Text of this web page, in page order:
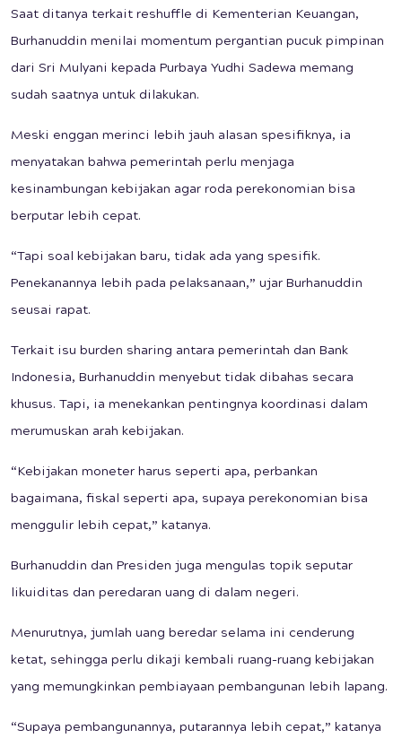
Saat ditanya terkait reshuffle di Kementerian Keuangan,
Burhanuddin menilai momentum pergantian pucuk pimpinan
dari Sri Mulyani kepada Purbaya Yudhi Sadewa memang
sudah saatnya untuk dilakukan.
Meski enggan merinci lebih jauh alasan spesifiknya, ia
menyatakan bahwa pemerintah perlu menjaga
kesinambungan kebijakan agar roda perekonomian bisa
berputar lebih cepat.
“Tapi soal kebijakan baru, tidak ada yang spesifik.
Penekanannya lebih pada pelaksanaan,” ujar Burhanuddin
seusai rapat.
Terkait isu burden sharing antara pemerintah dan Bank
Indonesia, Burhanuddin menyebut tidak dibahas secara
khusus. Tapi, ia menekankan pentingnya koordinasi dalam
merumuskan arah kebijakan.
“Kebijakan moneter harus seperti apa, perbankan
bagaimana, fiskal seperti apa, supaya perekonomian bisa
menggulir lebih cepat,” katanya.
Burhanuddin dan Presiden juga mengulas topik seputar
likuiditas dan peredaran uang di dalam negeri.
Menurutnya, jumlah uang beredar selama ini cenderung
ketat, sehingga perlu dikaji kembali ruang-ruang kebijakan
yang memungkinkan pembiayaan pembangunan lebih lapang.
“Supaya pembangunannya, putarannya lebih cepat,” katanya